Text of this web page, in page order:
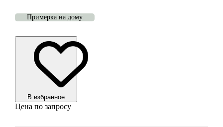
Примерка на дому
В избранноe
Цена по запросу